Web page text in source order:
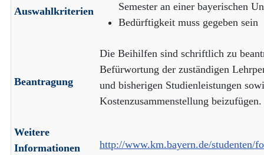
Auswahlkriterien
Semester an einer bayerischen
Bedürftigkeit muss gegeben sein
Beantragung
Die Beihilfen sind schriftlich zu
Befürwortung der zuständigen
und bisherigen Studienleistungen
Kostenzusammenstellung beizufügen.
Weitere
Informationen
http://www.km.bayern.de/studenten/